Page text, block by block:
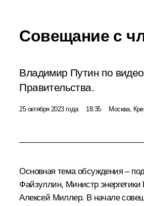
Совещание с
Владимир Путин по
Правительства.
25 октября 2023 года 18:35 Москва,
Основная тема обсуждения –
Файзуллин, Министр энергетики
Алексей Миллер. В начале